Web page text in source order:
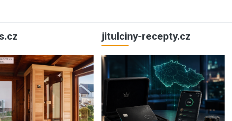
jitulciny-recepty.cz